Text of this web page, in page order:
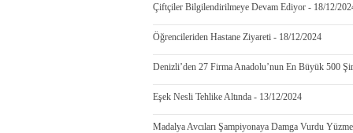
Çiftçiler Bilgilendirilmeye Devam Ediyor - 18/12/
Öğrencileriden Hastane Ziyareti - 18/12/2024
Denizli’den 27 Firma Anadolu’nun En Büyük 500
Eşek Nesli Tehlike Altında - 13/12/2024
Madalya Avcıları Şampiyonaya Damga Vurdu